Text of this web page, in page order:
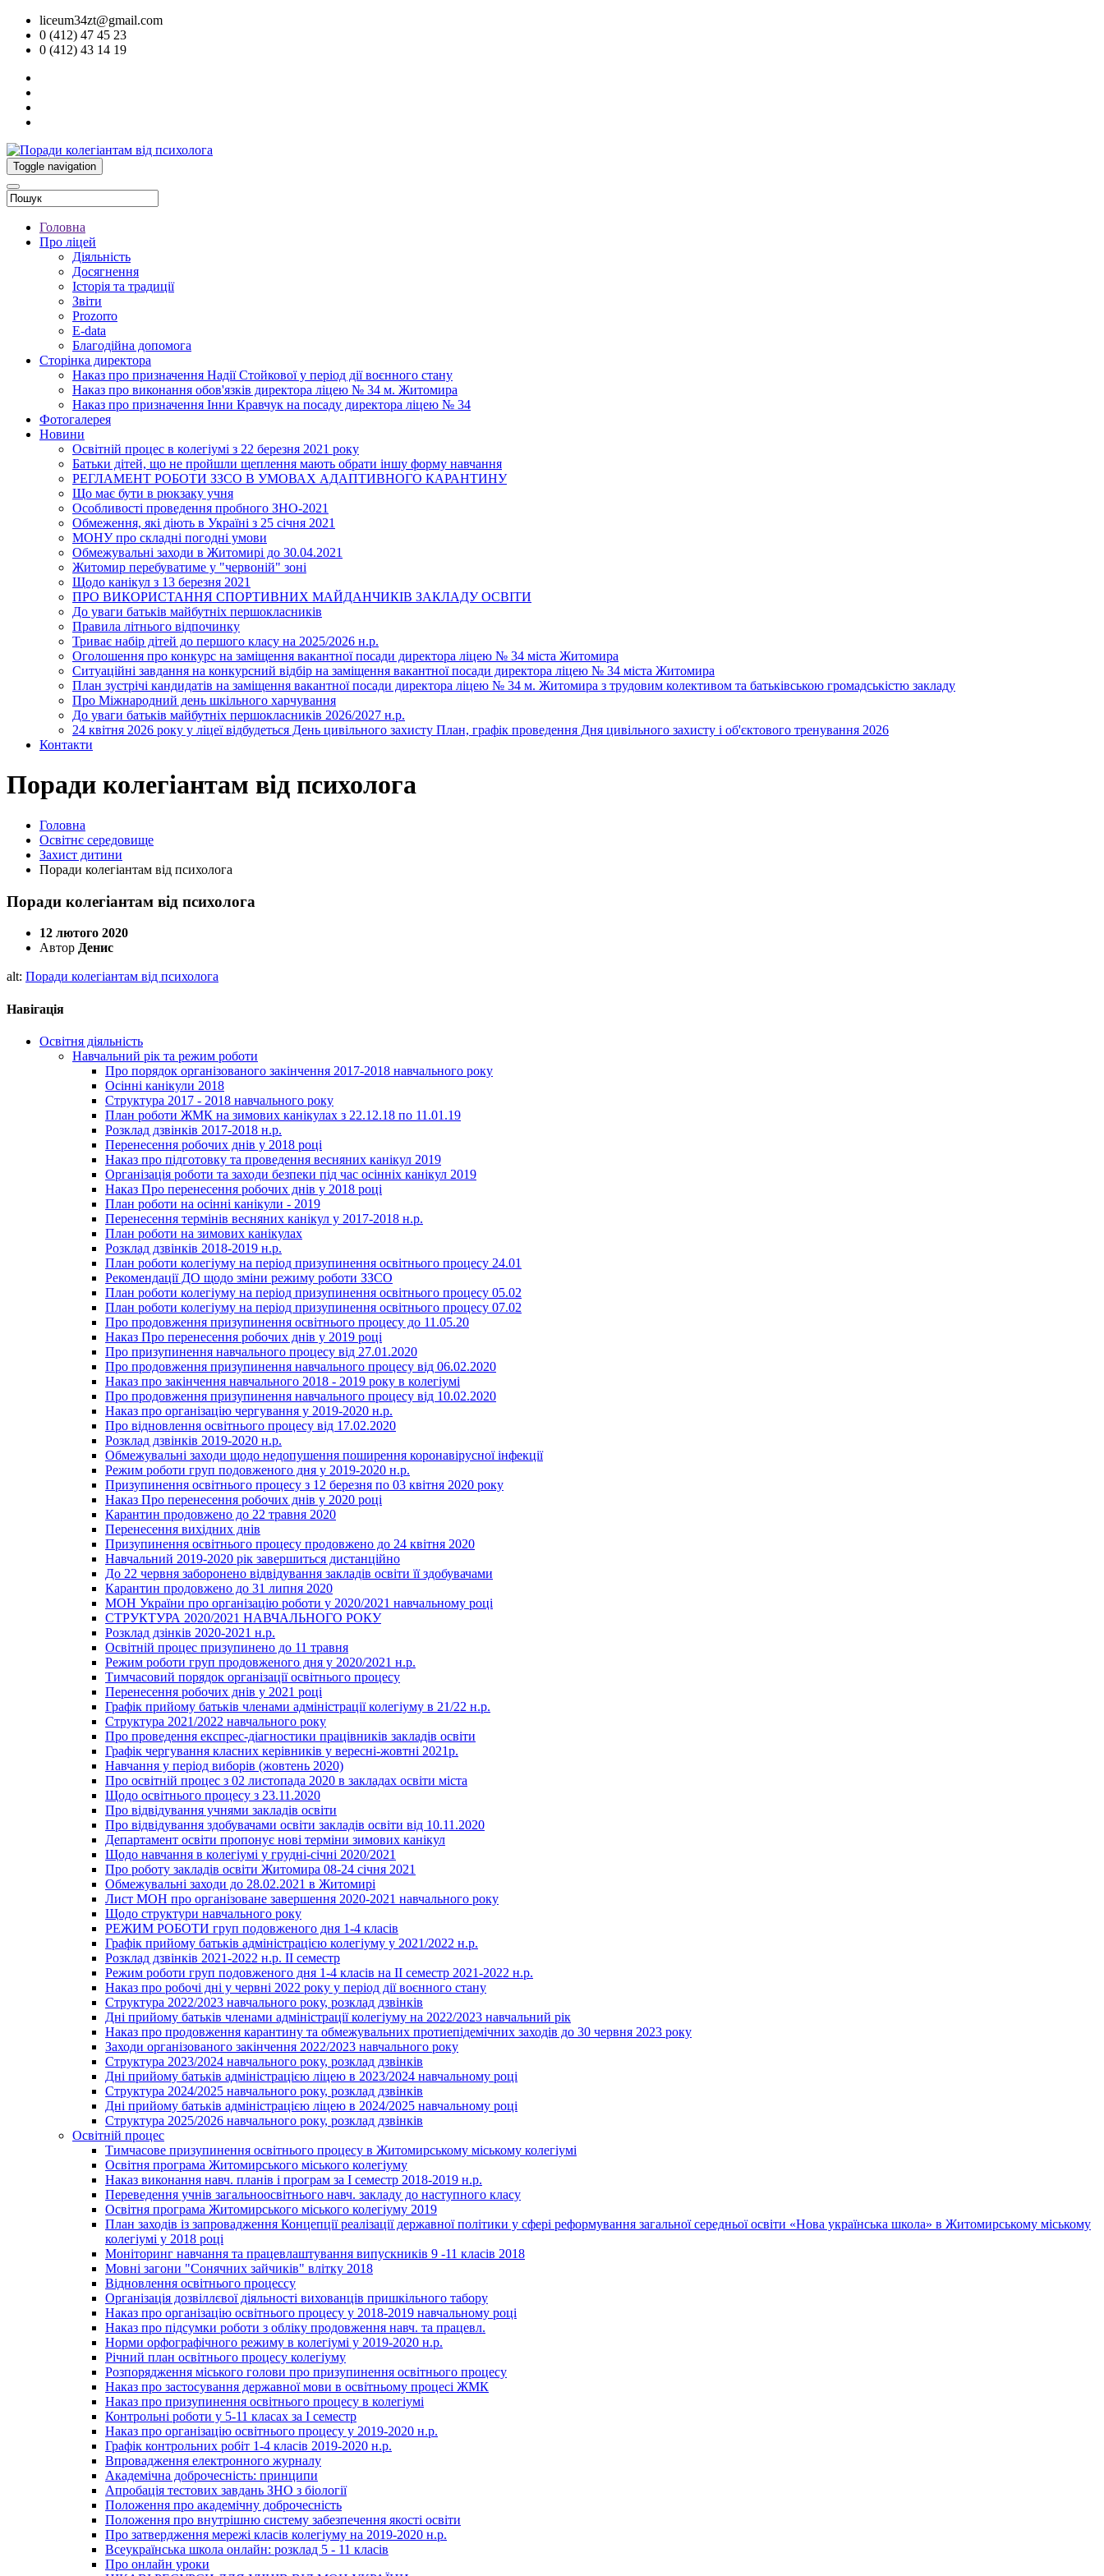
liceum34zt@gmail.com
0 (412) 47 45 23
0 (412) 43 14 19
Toggle navigation
Головна
Про ліцей
Діяльність
Досягнення
Історія та традиції
Звіти
Prozorro
E-data
Благодійна допомога
Сторінка директора
Наказ про призначення Надії Стойкової у період дії воєнного стану
Наказ про виконання обов'язків директора ліцею № 34 м. Житомира
Наказ про призначення Інни Кравчук на посаду директора ліцею № 34
Фотогалерея
Новини
Освітній процес в колегіумі з 22 березня 2021 року
Батьки дітей, що не пройшли щеплення мають обрати іншу форму навчання
РЕГЛАМЕНТ РОБОТИ ЗЗСО В УМОВАХ АДАПТИВНОГО КАРАНТИНУ
Що має бути в рюкзаку учня
Особливості проведення пробного ЗНО-2021
Обмеження, які діють в Україні з 25 січня 2021
МОНУ про складні погодні умови
Обмежувальні заходи в Житомирі до 30.04.2021
Житомир перебуватиме у "червоній" зоні
Щодо канікул з 13 березня 2021
ПРО ВИКОРИСТАННЯ СПОРТИВНИХ МАЙДАНЧИКІВ ЗАКЛАДУ ОСВІТИ
До уваги батьків майбутніх першокласників
Правила літнього відпочинку
Триває набір дітей до першого класу на 2025/2026 н.р.
Оголошення про конкурс на заміщення вакантної посади директора ліцею № 34 міста Житомира
Ситуаційні завдання на конкурсний відбір на заміщення вакантної посади директора ліцею № 34 міста Житомира
План зустрічі кандидатів на заміщення вакантної посади директора ліцею № 34 м. Житомира з трудовим колективом та батьківською громадськістю закладу
Про Міжнародний день шкільного харчування
До уваги батьків майбутніх першокласників 2026/2027 н.р.
24 квітня 2026 року у ліцеї відбудеться День цивільного захисту План, графік проведення Дня цивільного захисту і об'єктового тренування 2026
Контакти
Поради колегіантам від психолога
Головна
Освітнє середовище
Захист дитини
Поради колегіантам від психолога
Поради колегіантам від психолога
12 лютого 2020
Автор Денис
alt: Поради колегіантам від психолога
Навігація
Освітня діяльність
Навчальний рік та режим роботи
Про порядок організованого закінчення 2017-2018 навчального року
Осінні канікули 2018
Структура 2017 - 2018 навчального року
План роботи ЖМК на зимових канікулах з 22.12.18 по 11.01.19
Розклад дзвінків 2017-2018 н.р.
Перенесення робочих днів у 2018 році
Наказ про підготовку та проведення весняних канікул 2019
Організація роботи та заходи безпеки під час осінніх канікул 2019
Наказ Про перенесення робочих днів у 2018 році
План роботи на осінні канікули - 2019
Перенесення термінів весняних канікул у 2017-2018 н.р.
План роботи на зимових канікулах
Розклад дзвінків 2018-2019 н.р.
План роботи колегіуму на період призупинення освітнього процесу 24.01
Рекомендації ДО щодо зміни режиму роботи ЗЗСО
План роботи колегіуму на період призупинення освітнього процесу 05.02
План роботи колегіуму на період призупинення освітнього процесу 07.02
Про продовження призупинення освітнього процесу до 11.05.20
Наказ Про перенесення робочих днів у 2019 році
Про призупинення навчального процесу від 27.01.2020
Про продовження призупинення навчального процесу від 06.02.2020
Наказ про закінчення навчального 2018 - 2019 року в колегіумі
Про продовження призупинення навчального процесу від 10.02.2020
Наказ про організацію чергування у 2019-2020 н.р.
Про відновлення освітнього процесу від 17.02.2020
Розклад дзвінків 2019-2020 н.р.
Обмежувальні заходи щодо недопушення поширення коронавірусної інфекції
Режим роботи груп подовженого дня у 2019-2020 н.р.
Призупинення освітнього процесу з 12 березня по 03 квітня 2020 року
Наказ Про перенесення робочих днів у 2020 році
Карантин продовжено до 22 травня 2020
Перенесення вихідних днів
Призупинення освітнього процесу продовжено до 24 квітня 2020
Навчальний 2019-2020 рік завершиться дистанційно
До 22 червня заборонено відвідування закладів освіти її здобувачами
Карантин продовжено до 31 липня 2020
МОН України про організацію роботи у 2020/2021 навчальному році
СТРУКТУРА 2020/2021 НАВЧАЛЬНОГО РОКУ
Розклад дзінків 2020-2021 н.р.
Освітній процес призупинено до 11 травня
Режим роботи груп продовженого дня у 2020/2021 н.р.
Тимчасовий порядок організації освітнього процесу
Перенесення робочих днів у 2021 році
Графік прийому батьків членами адміністрації колегіуму в 21/22 н.р.
Структура 2021/2022 навчального року
Про проведення експрес-діагностики працівників закладів освіти
Графік чергування класних керівників у вересні-жовтні 2021р.
Навчання у період виборів (жовтень 2020)
Про освітній процес з 02 листопада 2020 в закладах освіти міста
Щодо освітнього процесу з 23.11.2020
Про відвідування учнями закладів освіти
Про відвідування здобувачами освіти закладів освіти від 10.11.2020
Департамент освіти пропонує нові терміни зимових канікул
Щодо навчання в колегіумі у грудні-січні 2020/2021
Про роботу закладів освіти Житомира 08-24 січня 2021
Обмежувальні заходи до 28.02.2021 в Житомирі
Лист МОН про організоване завершення 2020-2021 навчального року
Щодо структури навчального року
РЕЖИМ РОБОТИ груп подовженого дня 1-4 класів
Графік прийому батьків адміністрацією колегіуму у 2021/2022 н.р.
Розклад дзвінків 2021-2022 н.р. ІІ семестр
Режим роботи груп подовженого дня 1-4 класів на ІІ семестр 2021-2022 н.р.
Наказ про робочі дні у червні 2022 року у період дії воєнного стану
Структура 2022/2023 навчального року, розклад дзвінків
Дні прийому батьків членами адміністрації колегіуму на 2022/2023 навчальний рік
Наказ про продовження карантину та обмежувальних протиепідемічних заходів до 30 червня 2023 року
Заходи організованого закінчення 2022/2023 навчального року
Структура 2023/2024 навчального року, розклад дзвінків
Дні прийому батьків адміністрацією ліцею в 2023/2024 навчальному році
Структура 2024/2025 навчального року, розклад дзвінків
Дні прийому батьків адміністрацією ліцею в 2024/2025 навчальному році
Структура 2025/2026 навчального року, розклад дзвінків
Освітній процес
Тимчасове призупинення освітнього процесу в Житомирському міському колегіумі
Освітня програма Житомирського міського колегіуму
Наказ виконання навч. планів і програм за І семестр 2018-2019 н.р.
Переведення учнів загальноосвітнього навч. закладу до наступного класу
Освітня програма Житомирського міського колегіуму 2019
План заходів із запровадження Концепції реалізації державної політики у сфері реформування загальної середньої освіти «Нова українська школа» в Житомирському міському
колегіумі у 2018 році
Моніторинг навчання та працевлаштування випускників 9 -11 класів 2018
Мовні загони "Сонячних зайчиків" влітку 2018
Відновлення освітнього процессу
Організація дозвіллєвої діяльності вихованців пришкільного табору
Наказ про організацію освітнього процесу у 2018-2019 навчальному році
Наказ про підсумки роботи з обліку продовження навч. та працевл.
Норми орфографічного режиму в колегіумі у 2019-2020 н.р.
Річний план освітнього процесу колегіуму
Розпорядження міського голови про призупинення освітнього процесу
Наказ про застосування державної мови в освітньому процесі ЖМК
Наказ про призупинення освітнього процесу в колегіумі
Контрольні роботи у 5-11 класах за І семестр
Наказ про організацію освітнього процесу у 2019-2020 н.р.
Графік контрольних робіт 1-4 класів 2019-2020 н.р.
Впровадження електронного журналу
Академічна доброчесність: принципи
Апробація тестових завдань ЗНО з біології
Положення про академічну доброчесність
Положення про внутрішню систему забезпечення якості освіти
Про затвердження мережі класів колегіуму на 2019-2020 н.р.
Всеукраїнська школа онлайн: розклад 5 - 11 класів
Про онлайн уроки